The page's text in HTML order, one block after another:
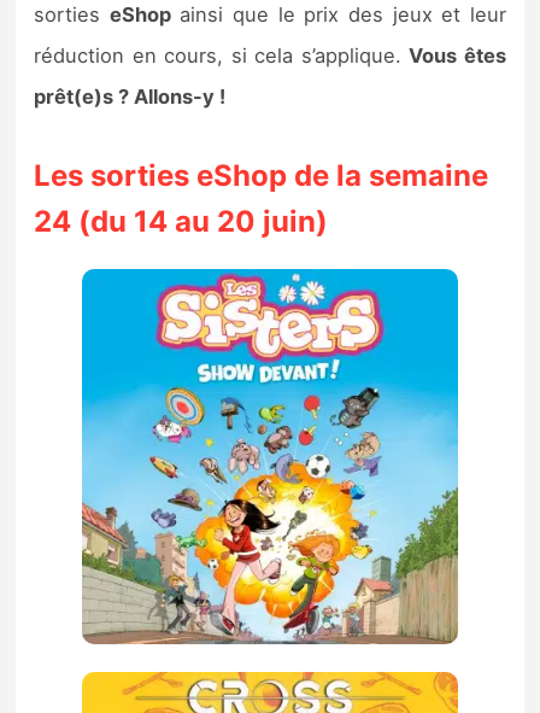
Précommandes
Précommandes jeux Switch 2
Sorties de jeux
Bons plans
sorties eShopainsi que le prix des jeux et leur
réduction en cours, si cela s’applique.Vous êtes
prêt(e)s ? Allons-y !
Les sorties eShop de la semaine
24 (du 14 au 20 juin)